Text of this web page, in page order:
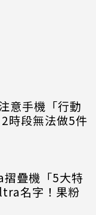
意手機「行動
時段無法做5件
疊機「5大特
名字！果粉